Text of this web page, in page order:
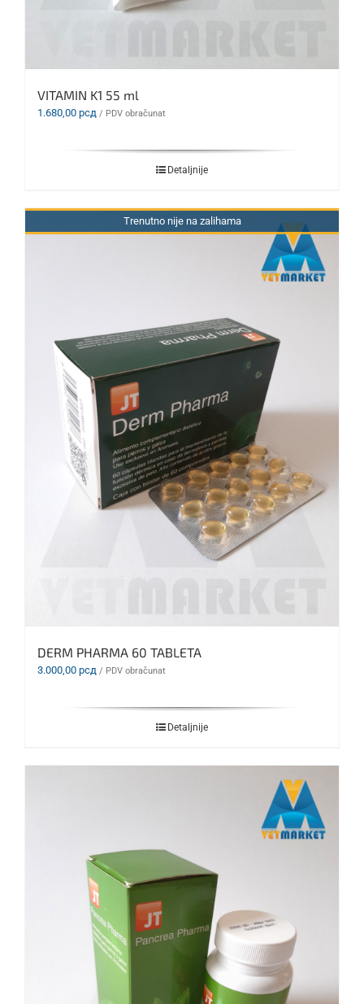
VITAMIN K1 55 ml
1.680,00 рсд / PDV obračunat
Detaljnije
Trenutno nije na zalihama
DERM PHARMA 60 TABLETA
3.000,00 рсд / PDV obračunat
Detaljnije